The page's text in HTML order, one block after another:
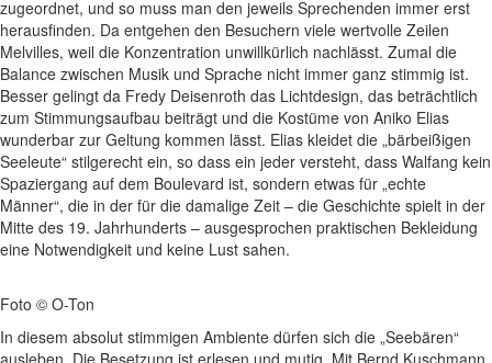
zugeordnet, und so muss man den jeweils Sprechenden immer erst
herausfinden. Da entgehen den Besuchern viele wertvolle Zeilen
Melvilles, weil die Konzentration unwillkürlich nachlässt. Zumal die
Balance zwischen Musik und Sprache nicht immer ganz stimmig ist.
Besser gelingt da Fredy Deisenroth das Lichtdesign, das beträchtlich
zum Stimmungsaufbau beiträgt und die Kostüme von Aniko Elias
wunderbar zur Geltung kommen lässt. Elias kleidet die „bärbeißigen
Seeleute“ stilgerecht ein, so dass ein jeder versteht, dass Walfang kein
Spaziergang auf dem Boulevard ist, sondern etwas für „echte
Männer“, die in der für die damalige Zeit – die Geschichte spielt in der
Mitte des 19. Jahrhunderts – ausgesprochen praktischen Bekleidung
eine Notwendigkeit und keine Lust sahen.
Foto © O-Ton
In diesem absolut stimmigen Ambiente dürfen sich die „Seebären“
ausleben. Die Besetzung ist erlesen und mutig. Mit Bernd Kuschmann,